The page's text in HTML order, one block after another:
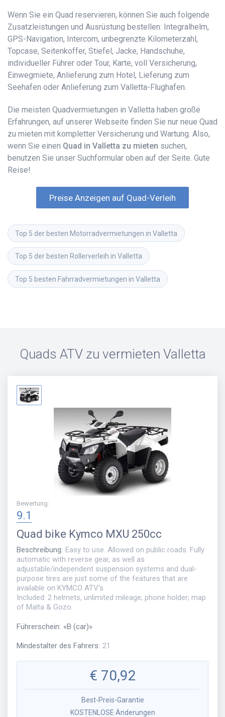
Wenn Sie ein Quad reservieren, können Sie auch folgende
Zusatzleistungen und Ausrüstung bestellen: Integralhelm,
GPS-Navigation, Intercom, unbegrenzte Kilometerzahl,
Topcase, Seitenkoffer, Stiefel, Jacke, Handschuhe,
individueller Führer oder Tour, Karte, voll Versicherung,
Einwegmiete, Anlieferung zum Hotel, Lieferung zum
Seehafen oder Anlieferung zum Valletta-Flughafen.
Die meisten Quadvermietungen in Valletta haben große
Erfahrungen, auf unserer Webseite finden Sie nur neue Quad
zu mieten mit kompletter Versicherung und Wartung. Also,
wenn Sie einen Quad in Valletta zu mieten suchen,
benutzen Sie unser Suchformular oben auf der Seite. Gute
Reise!
Preise Anzeigen auf Quad-Verleih
Top 5 der besten Motorradvermietungen in Valletta
Top 5 der besten Rollerverleih in Valletta
Top 5 besten Fahrradvermietungen in Valletta
Quads ATV zu vermieten Valletta
Bewertung:
9.1
Quad bike Kymco MXU 250cc
Beschreibung: Easy to use. Allowed on public roads. Fully
automatic with reverse gear, as well as
adjustable/independent suspension systems and dual-
purpose tires are just some of the features that are
available on KYMCO ATV’s.
Included: 2 helmets, unlimited mileage; phone holder; map
of Malta & Gozo.
Führerschein: «B (car)»
Mindestalter des Fahrers: 21
€ 70,92
Best-Preis-Garantie
KOSTENLOSE Änderungen